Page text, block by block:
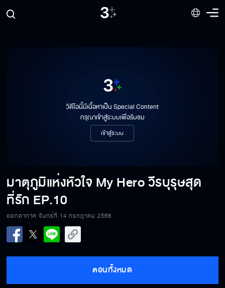
วิดีโอนี้มีเนื้อหาเป็น Special Content
กรุณาเข้าสู่ระบบเพื่อรับชม
เข้าสู่ระบบ
มาตุภูมิแห่งหัวใจ My Hero วีรบุรุษสุด
ที่รัก EP.10
ออกอากาศ จันทร์ที่ 14 กรกฎาคม 2568
ตอนทั้งหมด